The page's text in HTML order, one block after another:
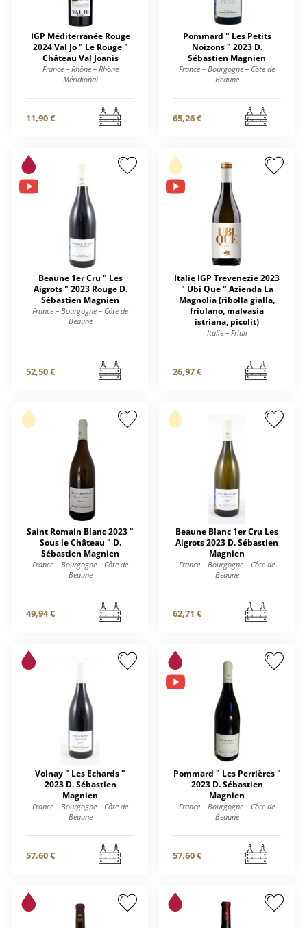
IGP Méditerranée Rouge
2024 Val Jo " Le Rouge "
Château Val Joanis
France – Rhône – Rhône
Méridional
11,90 €
Pommard " Les Petits
Noizons " 2023 D.
Sébastien Magnien
France – Bourgogne – Côte de
Beaune
65,26 €
Beaune 1er Cru " Les
Aigrots " 2023 Rouge D.
Sébastien Magnien
France – Bourgogne – Côte de
Beaune
52,50 €
Italie IGP Trevenezie 2023
" Ubi Que " Azienda La
Magnolia (ribolla gialla,
friulano, malvasia
istriana, picolit)
Italie – Friuli
26,97 €
Saint Romain Blanc 2023 "
Sous le Château " D.
Sébastien Magnien
France – Bourgogne – Côte de
Beaune
49,94 €
Beaune Blanc 1er Cru Les
Aigrots 2023 D. Sébastien
Magnien
France – Bourgogne – Côte de
Beaune
62,71 €
Volnay " Les Echards "
2023 D. Sébastien
Magnien
France – Bourgogne – Côte de
Beaune
57,60 €
Pommard " Les Perrières "
2023 D. Sébastien
Magnien
France – Bourgogne – Côte de
Beaune
57,60 €